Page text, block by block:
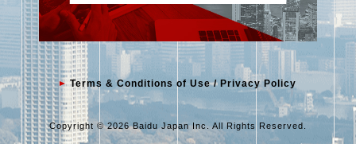
Terms & Conditions of Use / Privacy Policy
Copyright © 2026 Baidu Japan Inc. All Rights Reserved.